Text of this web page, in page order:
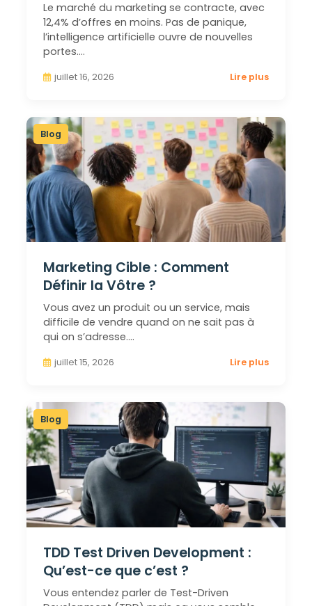
Le marché du marketing se contracte, avec
12,4% d’offres en moins. Pas de panique,
l’intelligence artificielle ouvre de nouvelles
portes.…
juillet 16, 2026 Lire plus
Blog
Marketing Cible : Comment
Définir la Vôtre ?
Vous avez un produit ou un service, mais
difficile de vendre quand on ne sait pas à
qui on s’adresse.…
juillet 15, 2026 Lire plus
Blog
TDD Test Driven Development :
Qu’est-ce que c’est ?
Vous entendez parler de Test-Driven